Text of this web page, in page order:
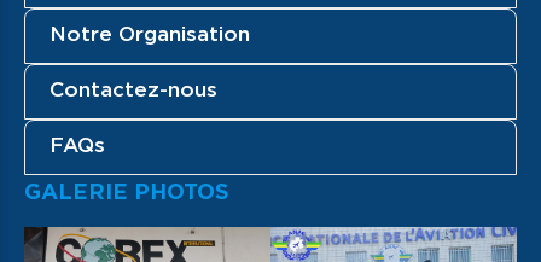
Notre Organisation
Contactez-nous
FAQs
GALERIE PHOTOS